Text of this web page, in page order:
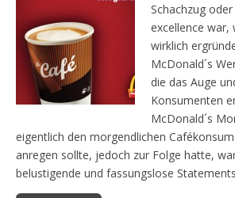
Schachzug
excellence war,
wirklich
McDonald´s
die das Auge
Konsumenten
McDonald´s
eigentlich den morgendlichen
anregen sollte, jedoch zur Folge hatte,
belustigende und fassungslose